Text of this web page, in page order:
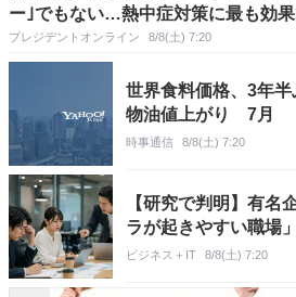
ー｣でもない…熱中症対策に最も効
プレジデントオンライン 8/8(土) 7:20
世界食料価格、3年
物油値上がり 7月
時事通信 8/8(土) 7:20
【研究で判明】有
ラが起きやすい職場
ビジネス＋IT 8/8(土) 7:20